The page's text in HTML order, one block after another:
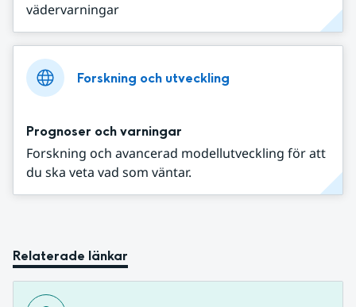
vädervarningar
Forskning och utveckling
Prognoser och varningar
Forskning och avancerad modellutveckling för att
du ska veta vad som väntar.
Relaterade länkar